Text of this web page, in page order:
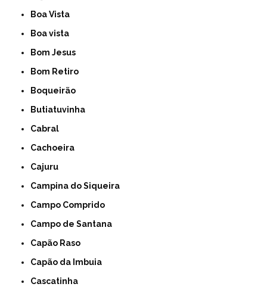
Boa Vista
Boa vista
Bom Jesus
Bom Retiro
Boqueirão
Butiatuvinha
Cabral
Cachoeira
Cajuru
Campina do Siqueira
Campo Comprido
Campo de Santana
Capão Raso
Capão da Imbuia
Cascatinha